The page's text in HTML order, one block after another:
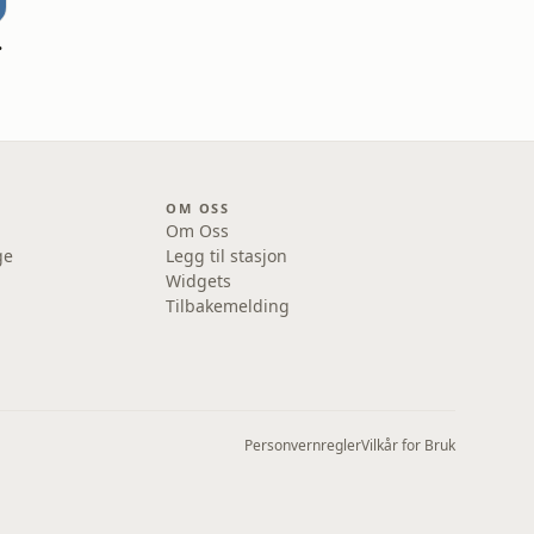
OM OSS
Om Oss
Legg til stasjon
Widgets
Tilbakemelding
PersonvernreglerVilkår for Bruk